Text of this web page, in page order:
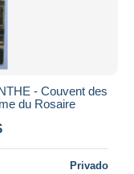
- Couvent des
du Rosaire
Privado